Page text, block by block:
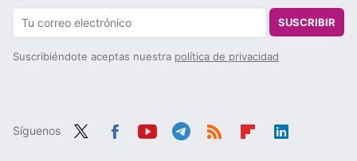
SUSCRIBIR
Suscribiéndote aceptas nuestra política de privacidad
Síguenos